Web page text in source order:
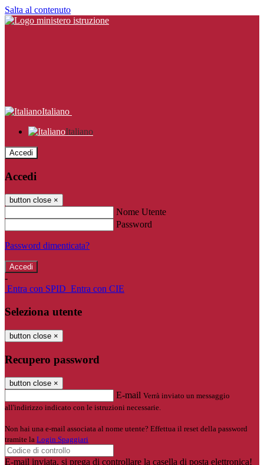
Salta al contenuto
Italiano
Italiano
Accedi
Accedi
button close ×
Nome Utente
Password
Password dimenticata?
-
Entra con SPID Entra con CIE
Seleziona utente
button close ×
Recupero password
button close ×
E-mail Verrà inviato un messaggio
all'indirizzo indicato con le istruzioni necessarie.
Non hai una e-mail associata al nome utente? Effettua il reset della password
tramite la Login Spaggiari
E-mail inviata, si prega di controllare la casella di posta elettronica!